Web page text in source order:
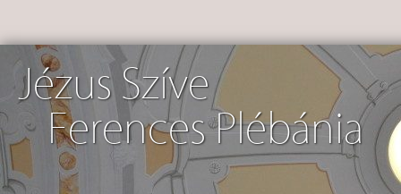
Jézus Szíve
Ferences Plébánia